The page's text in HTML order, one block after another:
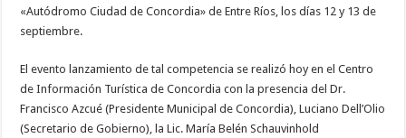
«Autódromo Ciudad de Concordia» de Entre Ríos, los días 12 y 13 de
septiembre.
El evento lanzamiento de tal competencia se realizó hoy en el Centro
de Información Turística de Concordia con la presencia del Dr.
Francisco Azcué (Presidente Municipal de Concordia), Luciano Dell’Olio
(Secretario de Gobierno), la Lic. María Belén Schauvinhold